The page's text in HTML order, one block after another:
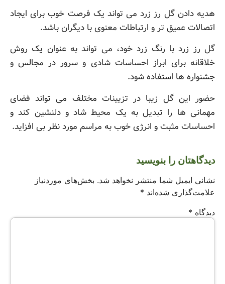
هدیه دادن گل رز زرد می تواند یک فرصت خوب برای ایجاد
اتصالات عمیق تر و ارتباطات معنوی با دیگران باشد.
گل رز زرد با رنگ زرد خود، می تواند به عنوان یک روش
خلاقانه برای ابراز احساسات شادی و سرور در مجالس و
جشنواره ها استفاده شود.
حضور این گل زیبا در تزیینات مختلف می تواند فضای
مهمانی ها را تبدیل به یک محیط شاد و دلنشین کند و
احساسات مثبت و انرژی خوب به مراسم مورد نظر بی افزاید.
دیدگاهتان را بنویسید
نشانی ایمیل شما منتشر نخواهد شد. بخش‌های موردنیاز
علامت‌گذاری شده‌اند *
دیدگاه *